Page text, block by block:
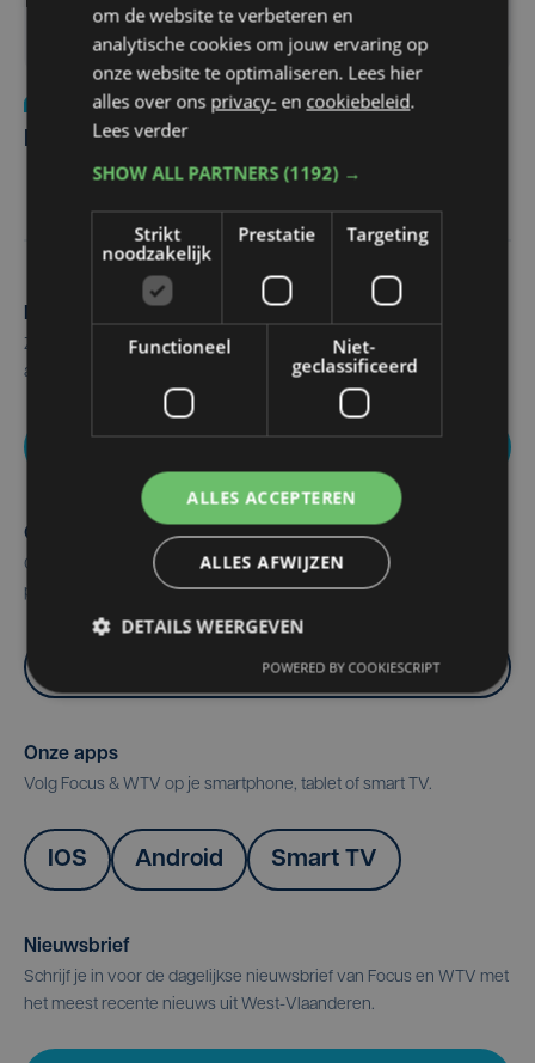
Nieuws do 12 februari 2015
Marec maakt beste cartoon van 2014
Zie of hoor je iets dat interessant is voor alle West-Vlamingen,
aarzel dan niet om ons te contacteren.
Over ons
Ontdek hier alle info over onze geschiedenis, redactie,
programma's en mogelijkheden om te adverteren.
Meer info
Onze apps
Volg Focus & WTV op je smartphone, tablet of smart TV.
IOS Android Smart TV
Nieuwsbrief
Schrijf je in voor de dagelijkse nieuwsbrief van Focus en WTV met
het meest recente nieuws uit West-Vlaanderen.
om de website te verbeteren en
analytische cookies om jouw ervaring op
onze website te optimaliseren. Lees hier
alles over ons privacy- en cookiebeleid.
Lees verder
SHOW ALL PARTNERS(1192) →
Strikt
noodzakelijk
Prestatie Targeting
Functioneel
Niet-
geclassificeerd
ALLES ACCEPTEREN
ALLES AFWIJZEN
DETAILS WEERGEVEN
POWERED BY COOKIESCRIPT